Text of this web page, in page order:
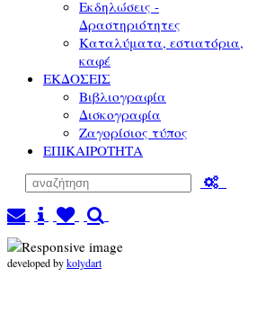
Εκδηλώσεις -
Δραστηριότητες
Καταλύματα, εστιατόρια,
καφέ
ΕΚΔΟΣΕΙΣ
Βιβλιογραφία
Δισκογραφία
Ζαγορίσιος τύπος
ΕΠΙΚΑΙΡΟΤΗΤΑ
developed bykolydart